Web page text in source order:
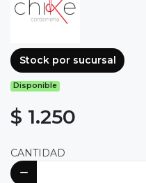
Stock por sucursal
Disponible
$ 1.250
CANTIDAD